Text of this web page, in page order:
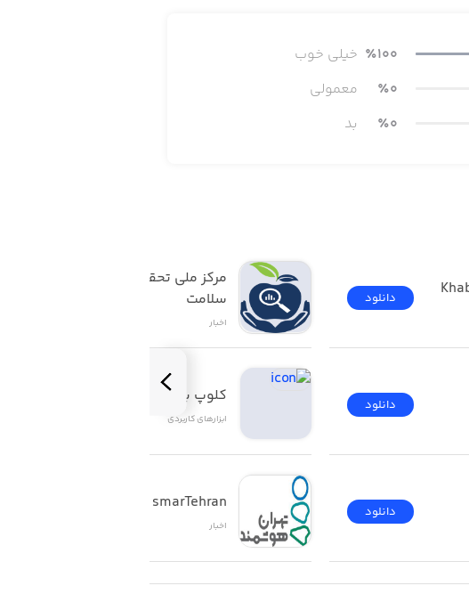
٪100
خیلی خوب
٪0
معمولی
٪0 بد
دانلود
دانلود
دانلود
سلامت
اخبار
کلوپ برلیان
ابزار‌های کاربردی
smarTehran
اخبار